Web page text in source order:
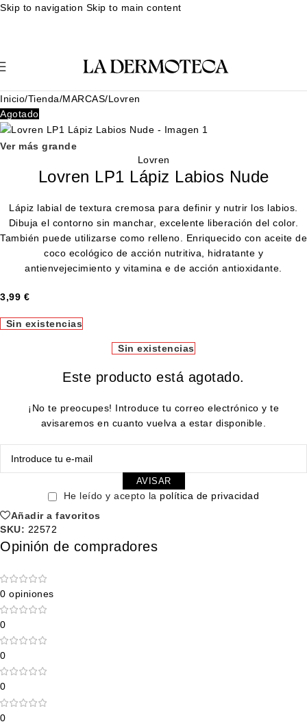
Skip to navigation Skip to main content
Envíos en 24-48 horas Muestras gratuitas en cada pedido
facial personalizadaEnvíos en 24-48 horas
Inicio/Tienda/MARCAS/Lovren
Agotado
Ver más grande
Lovren
Lovren LP1 Lápiz Labios Nude
Lápiz labial de textura cremosa para definir y nutrir los labios.
Dibuja el contorno sin manchar, excelente liberación del color.
También puede utilizarse como relleno. Enriquecido con aceite de
coco ecológico de acción nutritiva, hidratante y
antienvejecimiento y vitamina e de acción antioxidante.
3,99 €
Sin existencias
Sin existencias
Este producto está agotado.
¡No te preocupes! Introduce tu correo electrónico y te
avisaremos en cuanto vuelva a estar disponible.
AVISAR
He leído y acepto la política de privacidad
Añadir a favoritos
SKU: 22572
Opinión de compradores
0 opiniones
0
0
0
0